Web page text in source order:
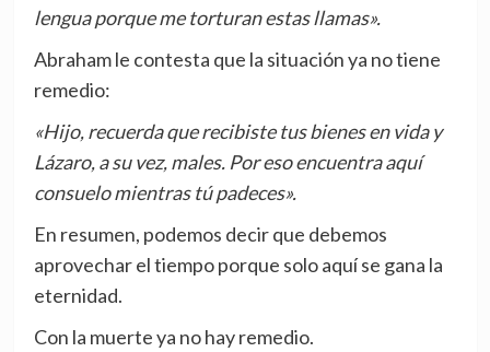
lengua porque me torturan estas llamas».
Abraham le contesta que la situación ya no tiene
remedio:
«Hijo, recuerda que recibiste tus bienes en vida y
Lázaro, a su vez, males. Por eso encuentra aquí
consuelo mientras tú padeces».
En resumen, podemos decir que debemos
aprovechar el tiempo porque solo aquí se gana la
eternidad.
Con la muerte ya no hay remedio.